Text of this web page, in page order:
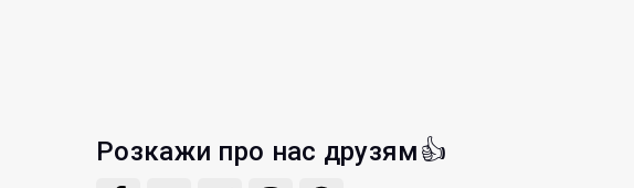
Розкажи про нас друзям👍